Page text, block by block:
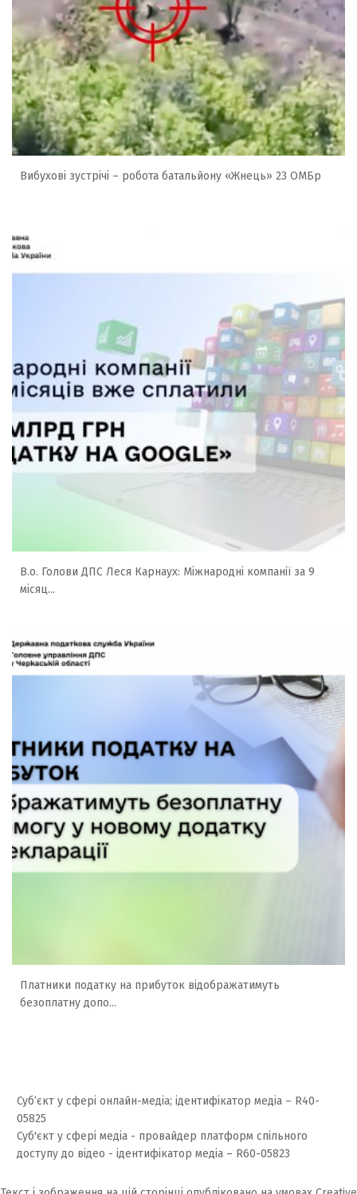
Вибухові зустрічі – робота батальйону «Жнець» 23 ОМБр
В.о. Голови ДПС Леся Карнаух: Міжнародні компанії за 9
місяц...
Платники податку на прибуток відображатимуть
безоплатну допо...
Суб’єкт у сфері онлайн-медіа; ідентифікатор медіа – R40-
05825
Суб'єкт у сфері медіа - провайдер платформ спільного
доступу до відео - ідентифікатор медіа – R60-05823